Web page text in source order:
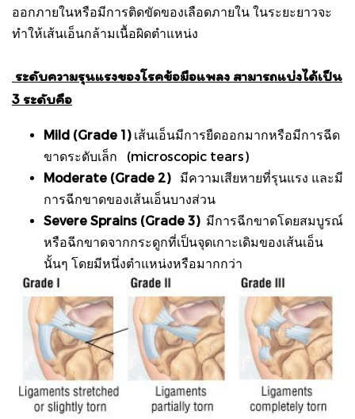
ออกภายในหรือมีการติดขัดของเลือดภายใน ในระยะยาวจะ
ทำให้เส้นเอ็นกล้ามเนื้อผิดตำแหน่ง
ระดับความรุนแรงของโรคข้อมือแพลง สามารถแบ่งได้เป็น
3 ระดับคือ
Mild (Grade 1)เส้นเอ็นมีการยืดออกมากหรือมีการฉีด
ขาดระดับเล็ก (microscopic tears)
Moderate (Grade 2)
มีความเสียหายที่รุนแรง และมี
การฉีกขาดของเส้นเอ็นบางส่วน
Severe Sprains (Grade 3)มีการฉีกขาดโดยสมบูรณ์
หรือฉีกขาดจากกระดูกที่เป็นจุดเกาะเดิมของเส้นเอ็น
นั้นๆ โดยมีหนึ่งตำแหน่งหรือมากกว่า